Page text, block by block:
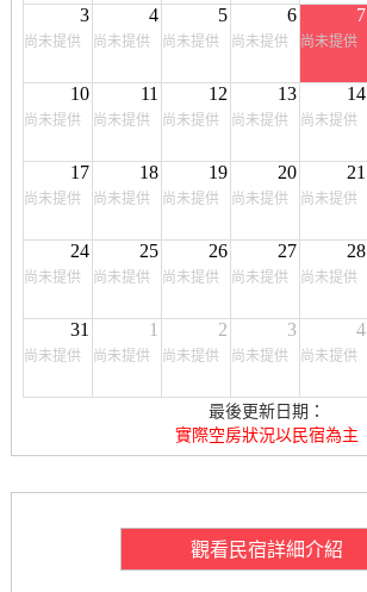
3
尚未提供
4
尚未提供
5
尚未提供
6
尚未提供
7
尚未提供
10
尚未提供
11
尚未提供
12
尚未提供
13
尚未提供
14
尚未提供
17
尚未提供
18
尚未提供
19
尚未提供
20
尚未提供
21
尚未提供
24
尚未提供
25
尚未提供
26
尚未提供
27
尚未提供
28
尚未提供
31
尚未提供
1
尚未提供
2
尚未提供
3
尚未提供
4
尚未提供
最後更新日期：
實際空房狀況以民宿為主
觀看民宿詳細介紹